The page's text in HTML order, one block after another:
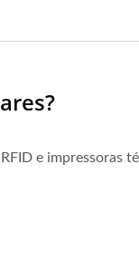
e impressoras